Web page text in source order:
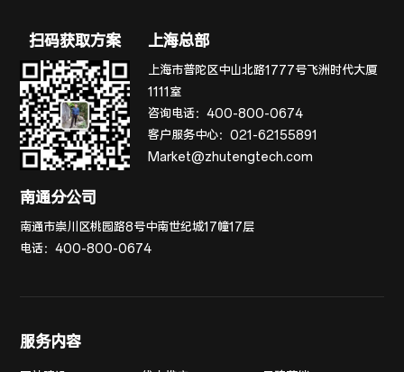
扫码获取方案 上海总部
上海市普陀区中山北路1777号飞洲时代大厦
1111室
咨询电话：400-800-0674
客户服务中心：021-62155891
Market@zhutengtech.com
南通分公司
南通市崇川区桃园路8号中南世纪城17幢17层
电话：400-800-0674
服务内容